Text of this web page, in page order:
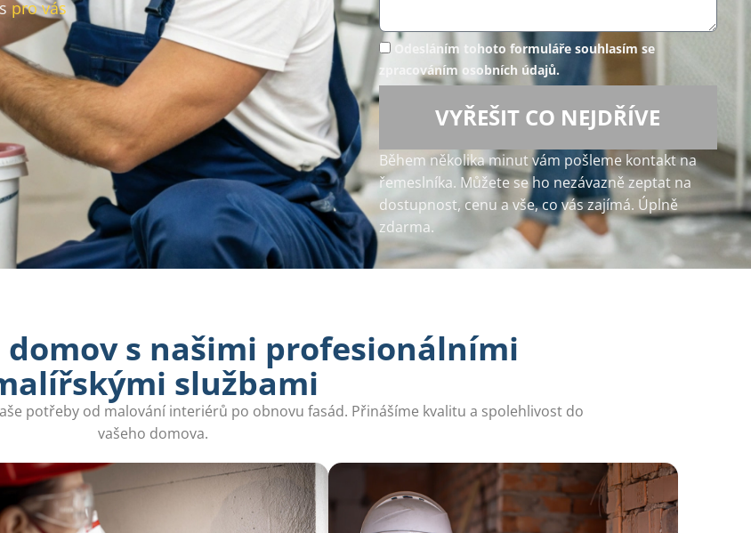
pro vás
Odesláním tohoto formuláře souhlasím se
zpracováním osobních údajů.
VYŘEŠIT CO NEJDŘÍVE
Během několika minut vám pošleme kontakt na
řemeslníka. Můžete se ho nezávazně zeptat na
dostupnost, cenu a vše, co vás zajímá. Úplně
zdarma.
domov s našimi profesionálními
službami
potřeby od malování interiérů po obnovu fasád. Přinášíme kvalitu a spolehlivost do
vašeho domova.